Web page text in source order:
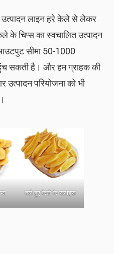
लाइन हरे केले से लेकर
चिप्स का स्वचालित उत्पादन
सीमा 50-1000
सकती है। और हम ग्राहक की
परियोजना को भी
तले हुए केले के स्लाइस